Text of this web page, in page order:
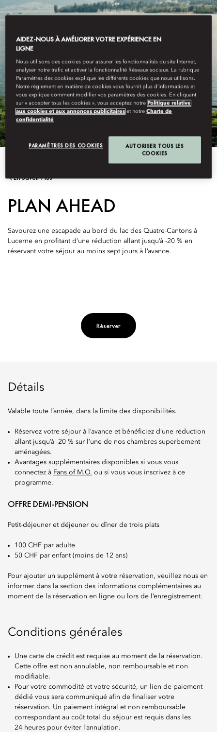
En Savoir Plus
PLAN AHEAD
Savourez une escapade au bord du lac des Quatre-Cantons à
Lucerne en profitant d’une réduction allant jusqu’à -20 % en
réservant votre séjour au moins sept jours à l’avance.
Réserver
Détails
Valable toute l’année, dans la limite des disponibilités.
Réservez votre séjour à l’avance et bénéficiez d’une réduction
allant jusqu’à -20 % sur l’une de nos chambres superbement
aménagées.
Avantages supplémentaires disponibles si vous vous
connectez à Fans of M.O. ou si vous vous inscrivez à ce
programme.
OFFRE DEMI-PENSION
Petit-déjeuner et déjeuner ou dîner de trois plats
100 CHF par adulte
50 CHF par enfant (moins de 12 ans)
Pour ajouter un supplément à votre réservation, veuillez nous en
informer dans la section des informations complémentaires au
moment de la réservation en ligne ou lors de l’enregistrement.
Conditions générales
Une carte de crédit est requise au moment de la réservation.
Cette offre est non annulable, non remboursable et non
modifiable.
Pour votre commodité et votre sécurité, un lien de paiement
dédié vous sera communiqué afin de finaliser votre
réservation. Un paiement intégral et non remboursable
correspondant au coût total du séjour est requis dans les
24 heures pour éviter l’annulation.
AIDEZ-NOUS À AMÉLIORER VOTRE EXPÉRIENCE EN
LIGNE
Nous utilisons des cookies pour assurer les fonctionnalités du site Internet,
analyser notre trafic et activer la fonctionnalité Réseaux sociaux. La rubrique
Paramètres des cookies explique les différents cookies que nous utilisons.
Notre règlement en matière de cookies vous fournit plus d’informations et
vous explique comment modifier vos paramètres des cookies. En cliquant
sur « accepter tous les cookies », vous acceptez notre Politique relative
aux cookies et aux annonces publicitaires et notreCharte de
confidentialité
PARAMÈTRES DES COOKIES
AUTORISER TOUS LES
COOKIES